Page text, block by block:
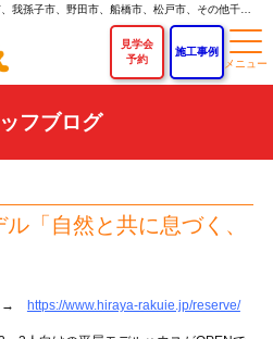
スタッフブログ｜千葉県鎌ヶ谷市、柏市、我孫子市、野田市、船橋市、松戸市、その他千葉県内で平屋を建てるなら「らくいえ」｜平屋専門店なら新築平屋住宅が750万円～！
見学会
予約
施工事例
フブログ
「自然と共に息づく、
https://www.hiraya-rakuie.jp/reserve/